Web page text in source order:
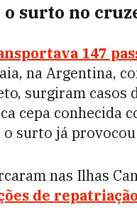
o surto no
147
na Argentina,
surgiram casos
cepa conhecida
o surto já
nas Ilhas
de